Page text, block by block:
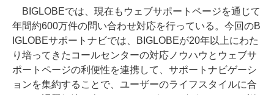
BIGLOBEでは、現在もウェブサポートページを通じて
年間約600万件の問い合わせ対応を行っている。今回のB
IGLOBEサポートナビでは、BIGLOBEが20年以上にわた
り培ってきたコールセンターの対応ノウハウとウェブサ
ポートページの利便性を連携して、サポートナビゲーシ
ョンを集約することで、ユーザーのライフスタイルに合